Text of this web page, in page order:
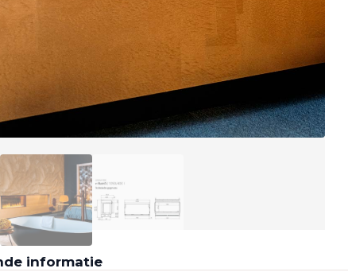
informatie